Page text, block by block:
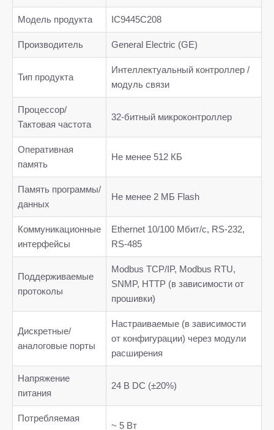
Модель продукта IC9445C208
Производитель General Electric (GE)
Тип продукта
Интеллектуальный контроллер /
модуль связи
Процессор/
Тактовая частота
32-битный микроконтроллер
Оперативная
память
Не менее 512 КБ
Память программы/
данных
Не менее 2 МБ Flash
Коммуникационные
интерфейсы
Ethernet 10/100 Мбит/с, RS-232,
RS-485
Поддерживаемые
протоколы
Modbus TCP/IP, Modbus RTU,
SNMP, HTTP (в зависимости от
прошивки)
Дискретные/
аналоговые порты
Настраиваемые (в зависимости
от конфигурации) через модули
расширения
Напряжение
питания
24 В DC (±20%)
Потребляемая
~ 5 Вт